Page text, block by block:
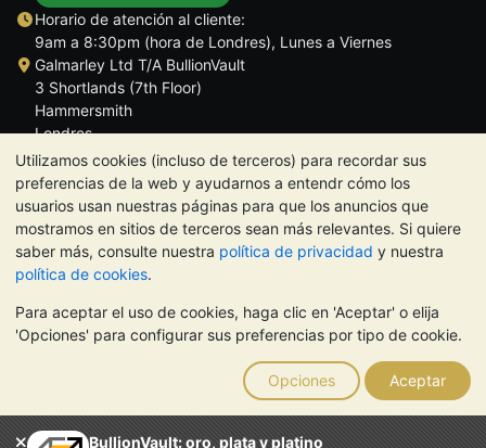
Utilizamos cookies (incluso de terceros) para recordar sus
preferencias de la web y ayudarnos a entendr cómo los
usuarios usan nuestras páginas para que los anuncios que
mostramos en sitios de terceros sean más relevantes. Si quiere
saber más, consulte nuestra política de privacidad y nuestra
política de cookies.
Para aceptar el uso de cookies, haga clic en 'Aceptar' o elija
'Opciones' para configurar sus preferencias por tipo de cookie.
Opciones Aceptar
BullionVault: oro, plata y platino
Horario de atención al cliente:
9am a 8:30pm (hora de Londres), Lunes a Viernes
Galmarley Ltd T/A BullionVault
3 Shortlands (7th Floor)
Hammersmith
Londres
W6 8DA
Reino Unido
NOTA: El valor de los metales preciosos puede tanto bajar como
subir. Las tendencias históricas no garantizan la evolución
futura de los precios. Nada de lo contenido en los sitios web de
BullionVault ni en ninguna de sus comunicaciones constituye
asesoramiento en materia de inversión. Debería buscar
asesoramiento profesional para determinar si poseer metales